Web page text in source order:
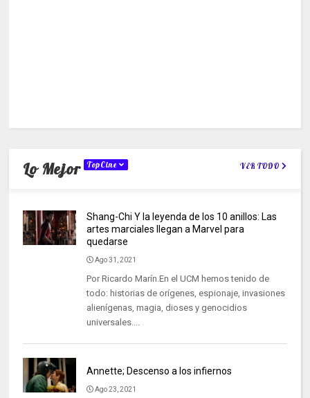
Lo Mejor TopCine VER TODO
Shang-Chi Y la leyenda de los 10 anillos: Las
artes marciales llegan a Marvel para
quedarse
Ago 31, 2021
Por Ricardo Marín.En el UCM hemos tenido de
todo: historias de orígenes, espionaje, invasiones
alienígenas, magia, dioses y genocidios
universales....
Annette; Descenso a los infiernos
Ago 23, 2021